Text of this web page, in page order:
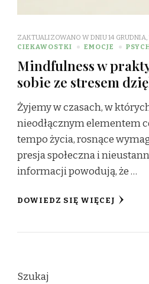
ZAKTUALIZOWANO W DNIU14
CIEKAWOSTKI
EMOCJE
Mindfulness w
sobie ze stresem
Żyjemy w czasach, w
nieodłącznym elementem
tempo życia, rosnące
presja społeczna i
informacji powodują, że …
DOWIEDZ SIĘ WIĘCEJ
Szukaj